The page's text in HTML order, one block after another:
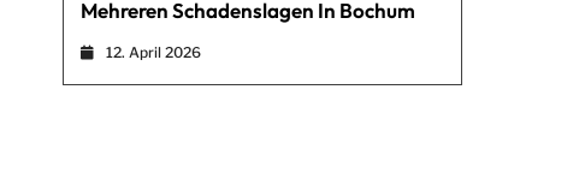
Mehreren Schadenslagen In Bochum
12. April 2026